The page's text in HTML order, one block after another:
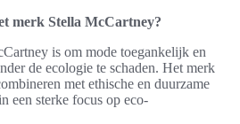
merk Stella McCartney?
is om mode toegankelijk en
de ecologie te schaden. Het merk
met ethische en duurzame
een sterke focus op eco-